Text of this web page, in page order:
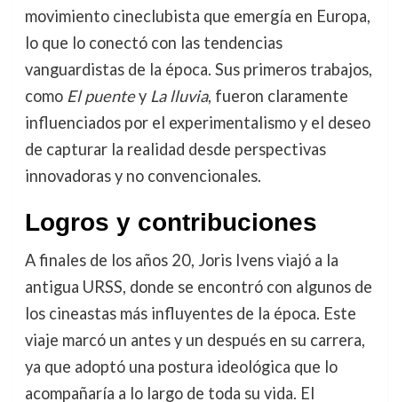
movimiento cineclubista que emergía en Europa,
lo que lo conectó con las tendencias
vanguardistas de la época. Sus primeros trabajos,
como El puentey La lluvia, fueron claramente
influenciados por el experimentalismo y el deseo
de capturar la realidad desde perspectivas
innovadoras y no convencionales.
Logros y contribuciones
A finales de los años 20, Joris Ivens viajó a la
antigua URSS, donde se encontró con algunos de
los cineastas más influyentes de la época. Este
viaje marcó un antes y un después en su carrera,
ya que adoptó una postura ideológica que lo
acompañaría a lo largo de toda su vida. El